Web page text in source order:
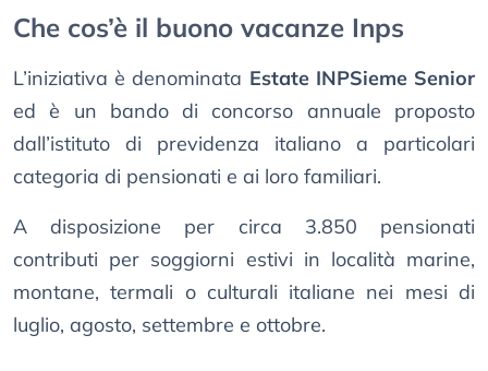
Che cos’è il buono vacanze Inps
L’iniziativa è denominata Estate INPSieme Senior
ed è un bando di concorso annuale proposto
dall’istituto di previdenza italiano a particolari
categoria di pensionati e ai loro familiari.
A disposizione per circa 3.850 pensionati
contributi per soggiorni estivi in località marine,
montane, termali o culturali italiane nei mesi di
luglio, agosto, settembre e ottobre.